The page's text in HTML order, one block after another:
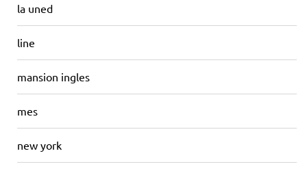
la uned
line
mansion ingles
mes
new york